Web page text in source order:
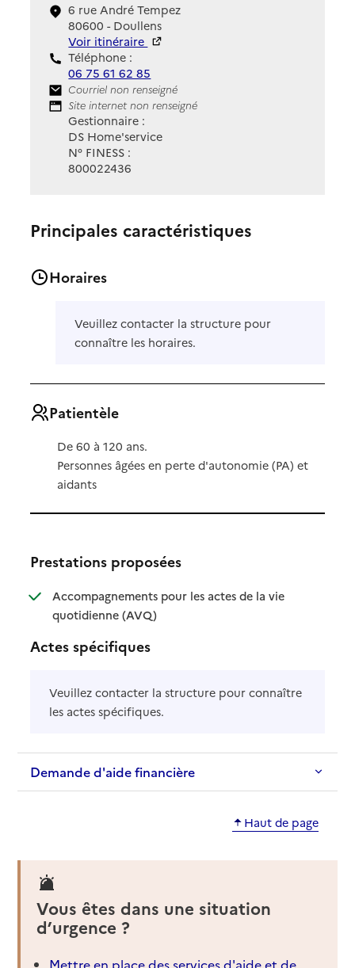
6 rue André Tempez
80600 - Doullens
Voir itinéraire
Téléphone :
06 75 61 62 85
Contact
Courriel non renseigné
Site Internet
Site internet non renseigné
Gestionnaire :
DS Home'service
N° FINESS :
800022436
Principales caractéristiques
Horaires
Veuillez contacter la structure pour
connaître les horaires.
Patientèle
De 60 à 120 ans.
Personnes âgées en perte d'autonomie (PA) et
aidants
Prestations proposées
Accompagnements pour les actes de la vie
quotidienne (AVQ): disponible
: non disponible
Actes spécifiques
Veuillez contacter la structure pour connaître
les actes spécifiques.
Demande d'aide financière
Haut de page
Vous êtes dans une situation
d’urgence ?
Mettre en place des services d'aide et de